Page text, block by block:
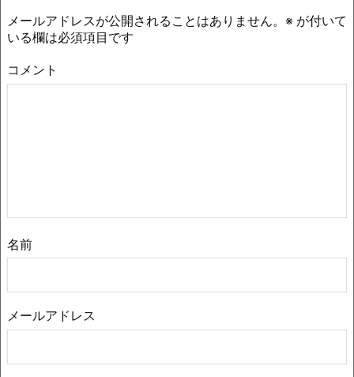
メールアドレスが公開されることはありません。 ※ が付いて
いる欄は必須項目です
コメント
名前
メールアドレス